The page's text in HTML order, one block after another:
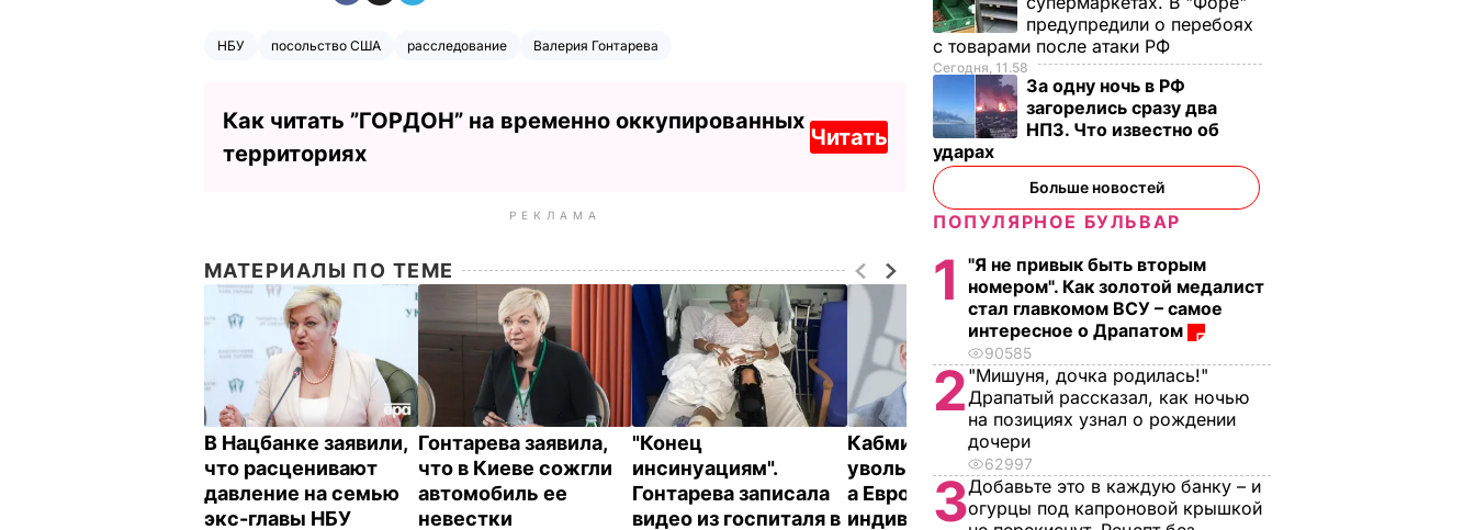
НБУ посольство США расследование Валерия Гонтарева
Как читать ”ГОРДОН” на временно оккупированных
территориях
Читать
РЕКЛАМА
МАТЕРИАЛЫ ПО ТЕМЕ
В Нацбанке заявили,
что расценивают
давление на семью
экс-главы НБУ
Гонтарева заявила,
что в Киеве сожгли
автомобиль ее
невестки
"Конец
инсинуациям".
Гонтарева записала
видео из госпиталя в
Кабмин согласовал
увольнение Кличко,
а Евросоюз –
индивидуальные
предупредили о перебоях
с товарами после атаки РФ
Сегодня, 11.58
За одну ночь в РФ
загорелись сразу два
НПЗ. Что известно об
ударах
Больше новостей
ПОПУЛЯРНОЕ БУЛЬВАР
1
"Я не привык быть вторым
номером". Как золотой медалист
стал главкомом ВСУ – самое
интересное о Драпатом
90585
2 "Мишуня, дочка родилась!"
Драпатый рассказал, как ночью
на позициях узнал о рождении
дочери
62997
3Добавьте это в каждую банку – и
огурцы под капроновой крышкой